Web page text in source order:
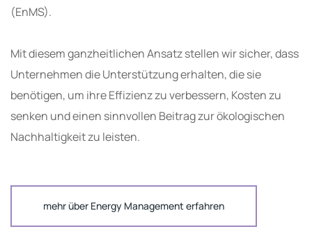
(EnMS).
Mit diesem ganzheitlichen Ansatz stellen wir sicher, dass
Unternehmen die Unterstützung erhalten, die sie
benötigen, um ihre Effizienz zu verbessern, Kosten zu
senken und einen sinnvollen Beitrag zur ökologischen
Nachhaltigkeit zu leisten.
mehr über Energy Management erfahren